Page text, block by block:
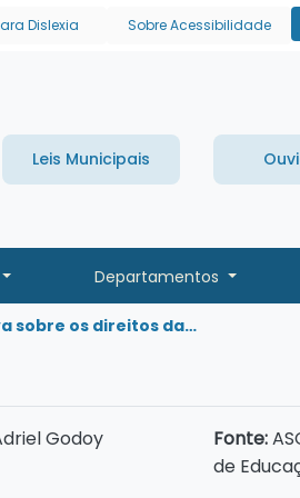
Dislexia Sobre Acessibilidade
Leis Municipais
Departamentos
sobre os direitos da…
Godoy Fonte:
de